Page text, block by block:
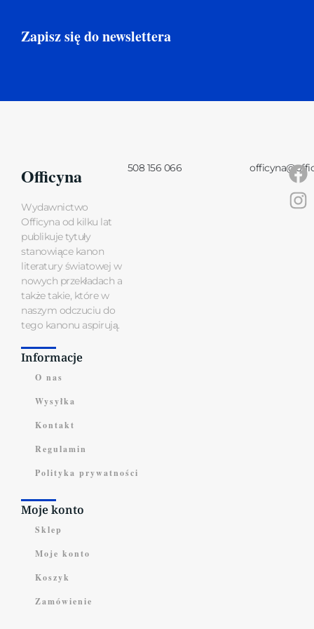
Zapisz się do newslettera
Officyna
Wydawnictwo
Officyna od kilku lat
publikuje tytuły
stanowiące kanon
literatury światowej w
nowych przekładach a
także takie, które w
naszym odczuciu do
tego kanonu aspirują.
508 156 066
Informacje
O nas
Wysyłka
Kontakt
Regulamin
Polityka prywatności
Moje konto
Sklep
Moje konto
Koszyk
Zamówienie